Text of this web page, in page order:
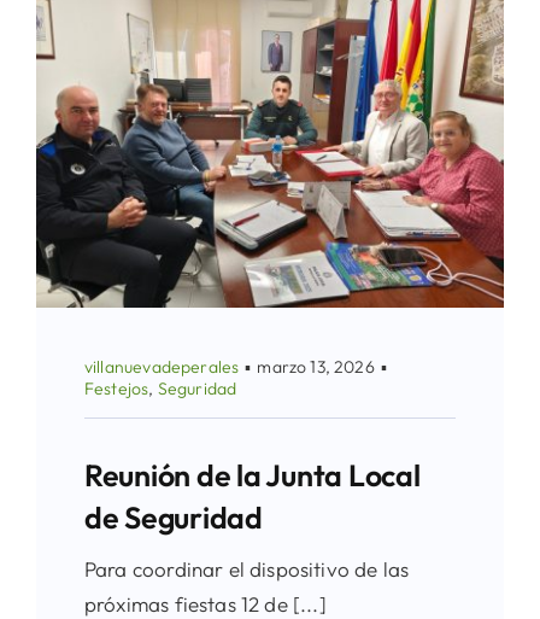
villanuevadeperales ▪ marzo 13, 2026 ▪
Festejos, Seguridad
Reunión de la Junta Local
de Seguridad
Para coordinar el dispositivo de las
próximas fiestas 12 de [...]